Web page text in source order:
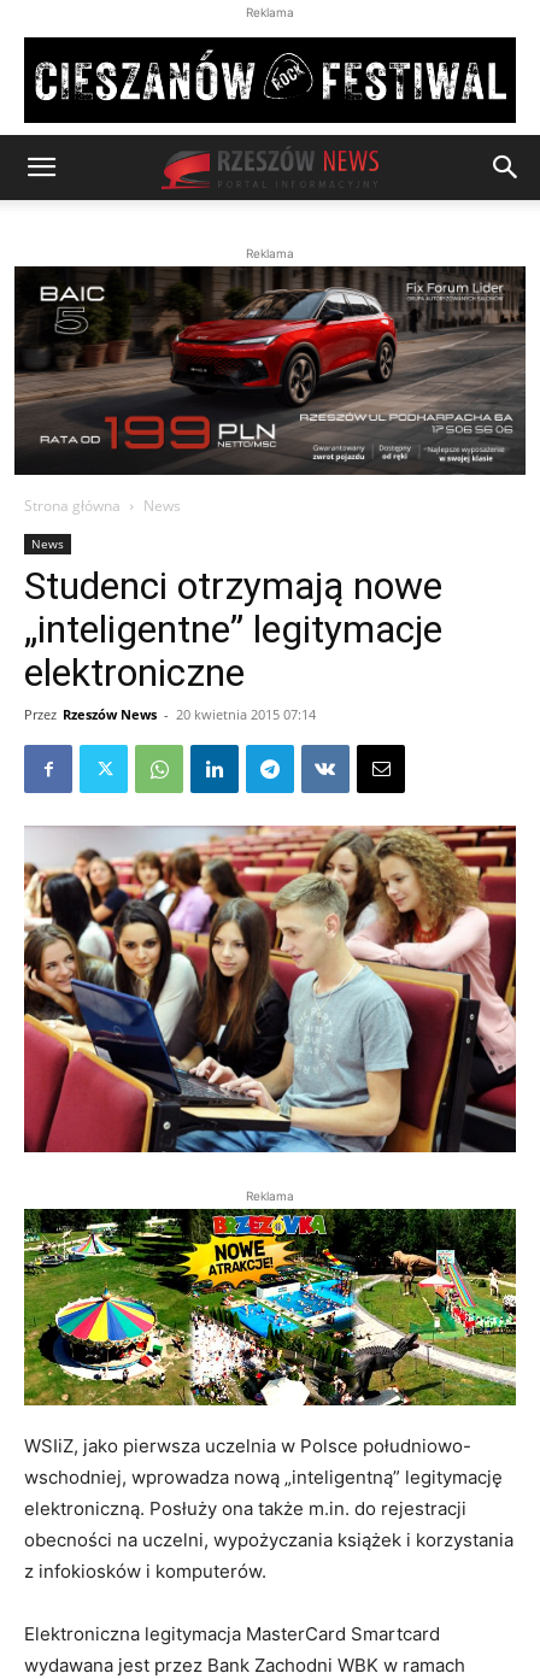
Reklama
Reklama
Strona główna News
News
Studenci otrzymają nowe
„inteligentne” legitymacje
elektroniczne
Przez Rzeszów News - 20 kwietnia 2015 07:14
Reklama
WSIiZ, jako pierwsza uczelnia w Polsce południowo-
wschodniej, wprowadza nową „inteligentną” legitymację
elektroniczną. Posłuży ona także m.in. do rejestracji
obecności na uczelni, wypożyczania książek i korzystania
z infokiosków i komputerów.
Elektroniczna legitymacja MasterCard Smartcard
wydawana jest przez Bank Zachodni WBK w ramach